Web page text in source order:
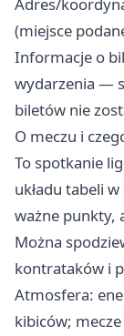
Adres/
(miejsce
Informacje o
wydarzenia —
biletów nie
O meczu i
To spotkanie
układu tabeli
ważne punkty,
Można
kontrataków i
Atmosfera:
kibiców;